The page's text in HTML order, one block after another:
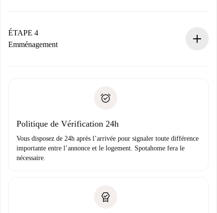
contact avec le propriétaire.
Si refusé : aucun prélèvement et nous vous proposerons
Justificatif de solvabilité
ÉTAPE 4
Emménagement
uniquement si aucun problème n'est signalé.
Politique de Vérification 24h
Vous disposez de 24h après l’arrivée pour signaler toute différence
importante entre l’annonce et le logement. Spotahome fera le
nécessaire.